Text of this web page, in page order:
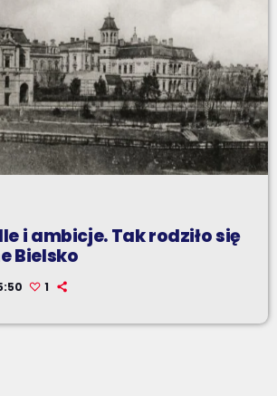
i ambicje. Tak rodziło się
Bielsko
1